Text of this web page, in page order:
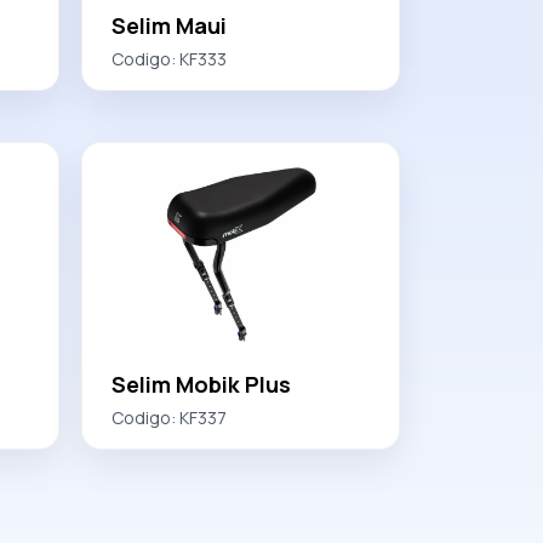
Selim Maui
Codigo: KF333
Selim Mobik Plus
Codigo: KF337